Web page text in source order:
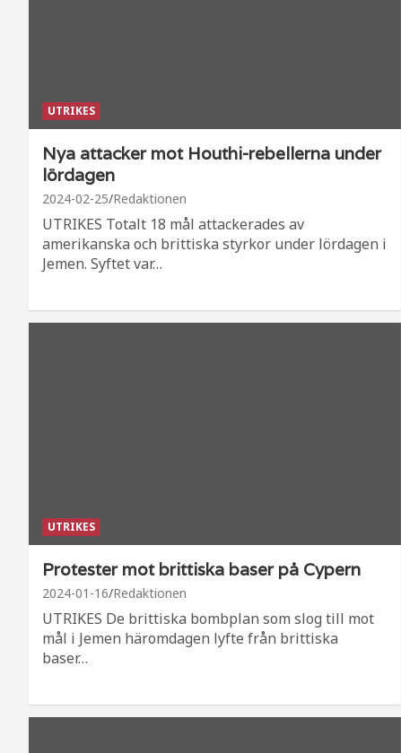
UTRIKES
Nya attacker mot Houthi-rebellerna under
lördagen
2024-02-25 Redaktionen
UTRIKES Totalt 18 mål attackerades av
amerikanska och brittiska styrkor under lördagen i
Jemen. Syftet var…
UTRIKES
Protester mot brittiska baser på Cypern
2024-01-16 Redaktionen
UTRIKES De brittiska bombplan som slog till mot
mål i Jemen häromdagen lyfte från brittiska
baser…